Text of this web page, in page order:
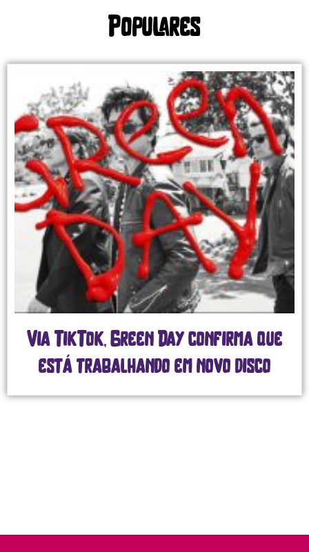
Populares
Via TikTok, Green Day confirma que
está trabalhando em novo disco